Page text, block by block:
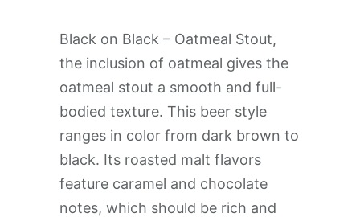
Black on Black – Oatmeal Stout,
the inclusion of oatmeal gives the
oatmeal stout a smooth and full-
bodied texture. This beer style
ranges in color from dark brown to
black. Its roasted malt flavors
feature caramel and chocolate
notes, which should be rich and